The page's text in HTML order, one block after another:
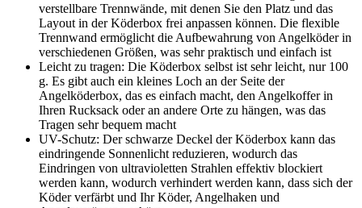
verstellbare Trennwände, mit denen Sie den Platz und das
Layout in der Köderbox frei anpassen können. Die flexible
Trennwand ermöglicht die Aufbewahrung von Angelköder in
verschiedenen Größen, was sehr praktisch und einfach ist
Leicht zu tragen: Die Köderbox selbst ist sehr leicht, nur 100
g. Es gibt auch ein kleines Loch an der Seite der
Angelköderbox, das es einfach macht, den Angelkoffer in
Ihren Rucksack oder an andere Orte zu hängen, was das
Tragen sehr bequem macht
UV-Schutz: Der schwarze Deckel der Köderbox kann das
eindringende Sonnenlicht reduzieren, wodurch das
Eindringen von ultravioletten Strahlen effektiv blockiert
werden kann, wodurch verhindert werden kann, dass sich der
Köder verfärbt und Ihr Köder, Angelhaken und